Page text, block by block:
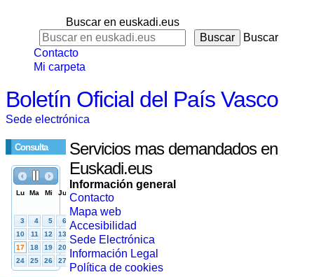
Buscar en euskadi.eus
Buscar
Contacto
Mi carpeta
Boletín Oficial del País Vasco
Sede electrónica
Consulta
Servicios mas demandados en
Euskadi.eus
Información general
Contacto
Mapa web
Accesibilidad
Sede Electrónica
Información Legal
Política de cookies